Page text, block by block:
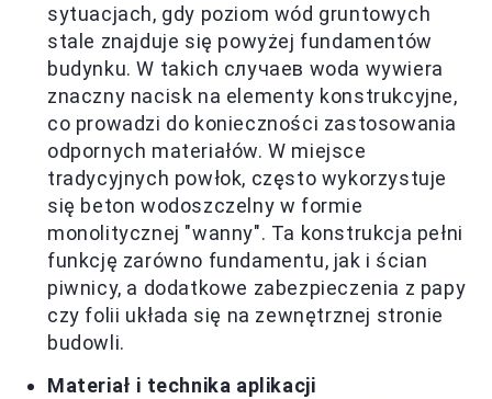
sytuacjach, gdy poziom wód gruntowych
stale znajduje się powyżej fundamentów
budynku. W takich случаев woda wywiera
znaczny nacisk na elementy konstrukcyjne,
co prowadzi do konieczności zastosowania
odpornych materiałów. W miejsce
tradycyjnych powłok, często wykorzystuje
się beton wodoszczelny w formie
monolitycznej "wanny". Ta konstrukcja pełni
funkcję zarówno fundamentu, jak i ścian
piwnicy, a dodatkowe zabezpieczenia z papy
czy folii układa się na zewnętrznej stronie
budowli.
Materiał i technika aplikacji